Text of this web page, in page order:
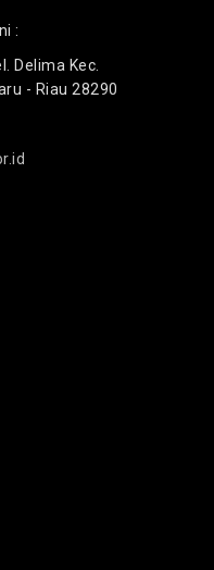
:
Delima Kec.
- Riau 28290